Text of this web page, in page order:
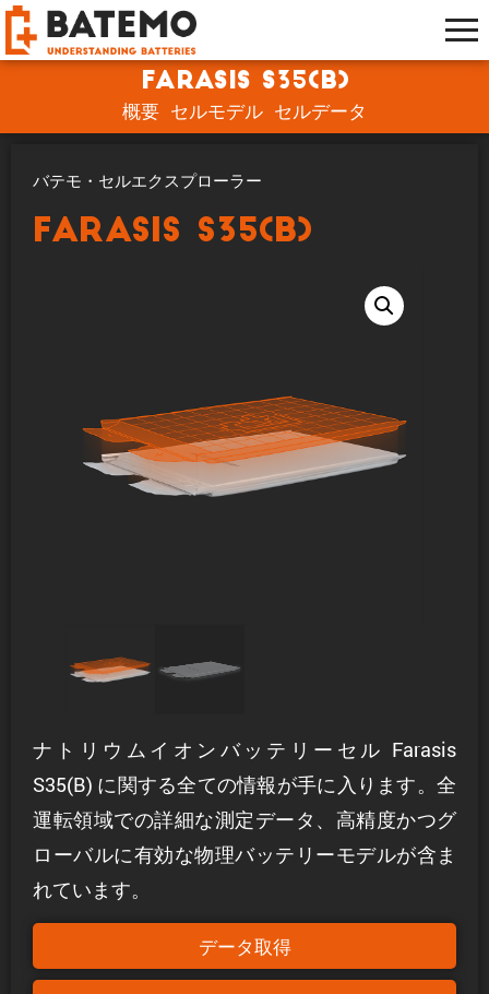
Farasis S35(B)
概要 セルモデル セルデータ
バテモ・セルエクスプローラー
Farasis S35(B)
ナトリウムイオンバッテリーセル Farasis
S35(B) に関する全ての情報が手に入ります。全
運転領域での詳細な測定データ、高精度かつグ
ローバルに有効な物理バッテリーモデルが含ま
れています。
データ取得